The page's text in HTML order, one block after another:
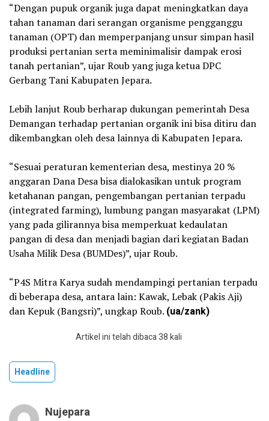
“Dengan pupuk organik juga dapat meningkatkan daya
tahan tanaman dari serangan organisme pengganggu
tanaman (OPT) dan memperpanjang unsur simpan hasil
produksi pertanian serta meminimalisir dampak erosi
tanah pertanian”, ujar Roub yang juga ketua DPC
Gerbang Tani Kabupaten Jepara.
Lebih lanjut Roub berharap dukungan pemerintah Desa
Demangan terhadap pertanian organik ini bisa ditiru dan
dikembangkan oleh desa lainnya di Kabupaten Jepara.
“Sesuai peraturan kementerian desa, mestinya 20 %
anggaran Dana Desa bisa dialokasikan untuk program
ketahanan pangan, pengembangan pertanian terpadu
(integrated farming), lumbung pangan masyarakat (LPM)
yang pada gilirannya bisa memperkuat kedaulatan
pangan di desa dan menjadi bagian dari kegiatan Badan
Usaha Milik Desa (BUMDes)”, ujar Roub.
“P4S Mitra Karya sudah mendampingi pertanian terpadu
di beberapa desa, antara lain: Kawak, Lebak (Pakis Aji)
dan Kepuk (Bangsri)”, ungkap Roub. (ua/zank)
Artikel ini telah dibaca 38 kali
Headline
Nujepara